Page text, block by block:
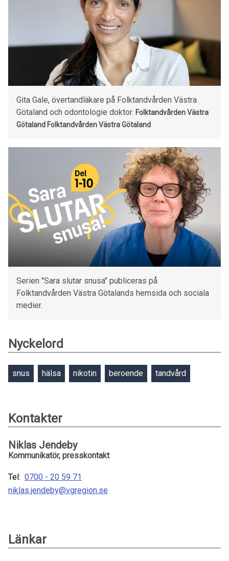
Gita Gale, övertandläkare på Folktandvården Västra
Götaland och odontologie doktor. Folktandvården Västra
Götaland Folktandvården Västra Götaland
Serien "Sara slutar snusa" publiceras på
Folktandvården Västra Götalands hemsida och sociala
medier.
Nyckelord
snus hälsa nikotin beroende tandvård
Kontakter
Niklas Jendeby
Kommunikatör, presskontakt
Tel: 0700 - 20 59 71
niklas.jendeby@vgregion.se
Länkar